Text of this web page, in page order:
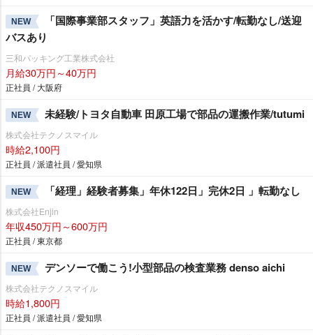
NEW
「国際事業部スタッフ」英語力を活かす/転勤なし/送迎
バスあり
三和パッキング工業株式会社
月給30万円～40万円
正社員 / 大阪府
NEW 未経験/トヨタ自動車 田原工場で部品の運搬作業/tutumi
株式会社テクノスマイル
時給2,100円
正社員 / 派遣社員 / 愛知県
NEW 「経理」経験者募集」年休122日」完休2日 」転勤なし
株式会社Enjin
年収450万円～600万円
正社員 / 東京都
NEW デンソーで働こう!小型部品の検査業務 denso aichi
株式会社テクノスマイル
時給1,800円
正社員 / 派遣社員 / 愛知県